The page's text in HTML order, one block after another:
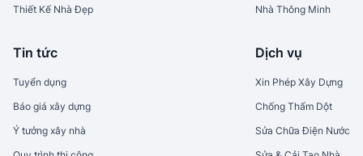
Thiết Kế Nhà Đẹp
Nhà Thông Minh
Tin tức
Tuyển dụng
Báo giá xây dựng
Ý tưởng xây nhà
Dịch vụ
Xin Phép Xây Dựng
Chống Thấm Dột
Sửa Chữa Điện Nước